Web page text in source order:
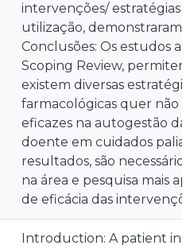
intervenções/ estratégias
utilização, demonstraram
Conclusões: Os estudos
Scoping Review,
existem diversas
farmacológicas quer não
eficazes na autogestão da
doente em cuidados
resultados, são
na área e pesquisa mais
de eficácia das
Introduction: A patient in